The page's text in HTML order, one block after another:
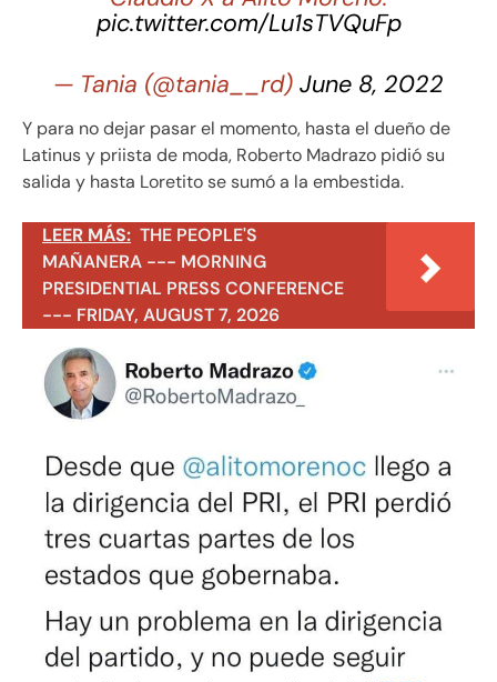
pic.twitter.com/Lu1sTVQuFp
— Tania (@tania__rd) June 8, 2022
Y para no dejar pasar el momento, hasta el dueño de
Latinus y priista de moda, Roberto Madrazo pidió su
salida y hasta Loretito se sumó a la embestida.
LEER MÁS: THE PEOPLE'S
MAÑANERA --- MORNING
PRESIDENTIAL PRESS CONFERENCE
--- FRIDAY, AUGUST 7, 2026